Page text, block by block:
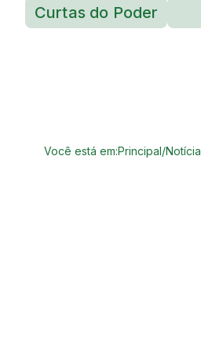
Curtas do Poder
Você está em:Principal/Notícia